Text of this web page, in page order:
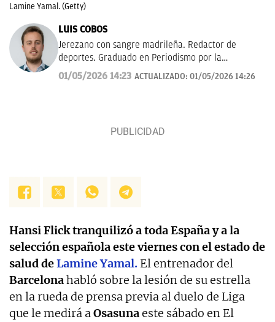
Lamine Yamal. (Getty)
LUIS COBOS
Jerezano con sangre madrileña. Redactor de
deportes. Graduado en Periodismo por la
Universidad Complutense de Madrid. Amor eterno
por la pelota.
01/05/2026 14:23 ACTUALIZADO: 01/05/2026 14:26
Hansi Flick tranquilizó a toda España y a la
selección española este viernes con el estado de
salud deLamine Yamal. El entrenador del
Barcelonahabló sobre la lesión de su estrella
en la rueda de prensa previa al duelo de Liga
que le medirá aOsasunaeste sábado en El